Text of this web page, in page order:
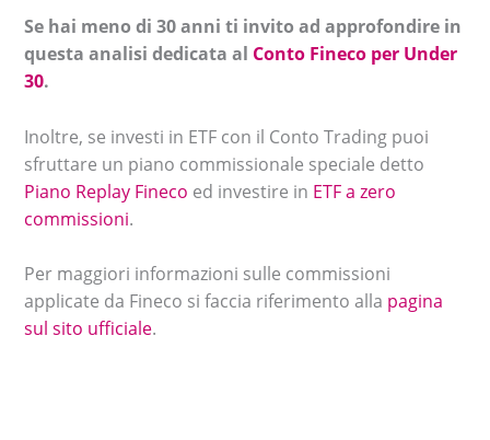
Se hai meno di 30 anni ti invito ad approfondire in
questa analisi dedicata al Conto Fineco per Under
30.
Inoltre, se investi in ETF con il Conto Trading puoi
sfruttare un piano commissionale speciale detto
Piano Replay Fineco ed investire in ETF a zero
commissioni.
Per maggiori informazioni sulle commissioni
applicate da Fineco si faccia riferimento alla pagina
sul sito ufficiale.